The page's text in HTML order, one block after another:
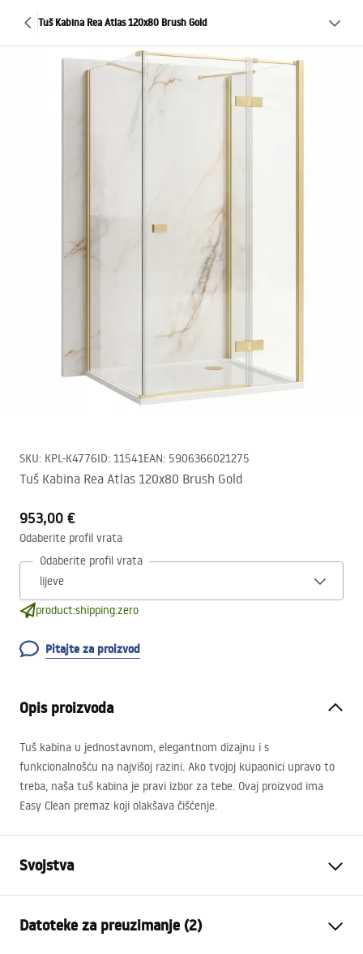
Tuš Kabina Rea Atlas 120x80 Brush Gold
SKU: KPL-K4776ID: 11541EAN: 5906366021275
Tuš Kabina Rea Atlas 120x80 Brush Gold
953,00 €
Odaberite profil vrata
Odaberite profil vrata
product:shipping.zero
Pitajte za proizvod
Opis proizvoda
Tuš kabina u jednostavnom, elegantnom dizajnu i s
funkcionalnošću na najvišoj razini. Ako tvojoj kupaonici upravo to
treba, naša tuš kabina je pravi izbor za tebe. Ovaj proizvod ima
Easy Clean premaz koji olakšava čišćenje.
Svojstva
stijenka)
Datoteke za preuzimanje (2)